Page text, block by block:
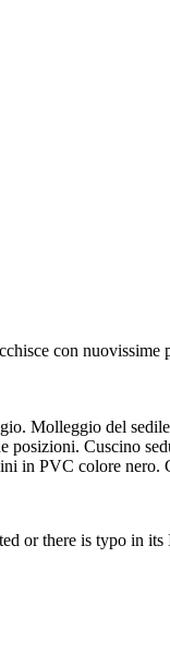
con nuovissime
Molleggio del
posizioni. Cuscino
in PVC colore nero.
or there is typo in